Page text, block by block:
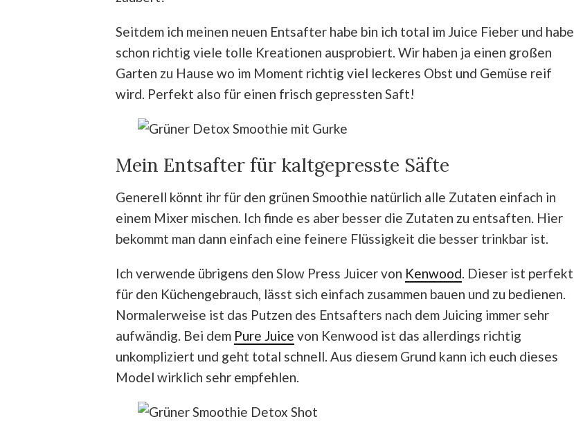
Seitdem ich meinen neuen Entsafter habe bin ich total im Juice Fieber und habe
schon richtig viele tolle Kreationen ausprobiert. Wir haben ja einen großen
Garten zu Hause wo im Moment richtig viel leckeres Obst und Gemüse reif
wird. Perfekt also für einen frisch gepressten Saft!
Mein Entsafter für kaltgepresste Säfte
Generell könnt ihr für den grünen Smoothie natürlich alle Zutaten einfach in
einem Mixer mischen. Ich finde es aber besser die Zutaten zu entsaften. Hier
bekommt man dann einfach eine feinere Flüssigkeit die besser trinkbar ist.
Ich verwende übrigens den Slow Press Juicer von Kenwood. Dieser ist perfekt
für den Küchengebrauch, lässt sich einfach zusammen bauen und zu bedienen.
Normalerweise ist das Putzen des Entsafters nach dem Juicing immer sehr
aufwändig. Bei dem Pure Juice von Kenwood ist das allerdings richtig
unkompliziert und geht total schnell. Aus diesem Grund kann ich euch dieses
Model wirklich sehr empfehlen.